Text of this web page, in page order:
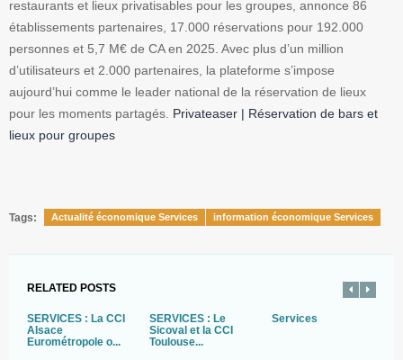
restaurants et lieux privatisables pour les groupes, annonce 86
établissements partenaires, 17.000 réservations pour 192.000
personnes et 5,7 M€ de CA en 2025. Avec plus d’un million
d’utilisateurs et 2.000 partenaires, la plateforme s’impose
aujourd’hui comme le leader national de la réservation de lieux
pour les moments partagés. Privateaser | Réservation de bars et
lieux pour groupes
Tags: Actualité économique Services information économique Services
RELATED POSTS
SERVICES : La CCI
Alsace
Eurométropole o...
SERVICES : Le
Sicoval et la CCI
Toulouse...
Services